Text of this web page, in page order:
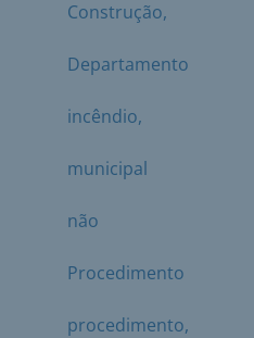
Construção,
Departamento
incêndio,
municipal
não
Procedimento
procedimento,